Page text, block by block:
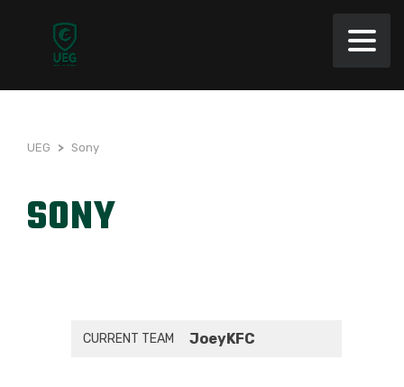
UEG > Sony
SONY
CURRENT TEAM JoeyKFC